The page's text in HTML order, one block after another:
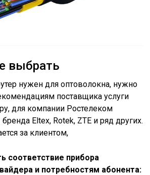
выбрать
нужен для оптоволокна, нужно
поставщика услуги
для компании Ростелеком
Eltex, Rotek, ZTE и ряд других.
за клиентом,
соответствие прибора
и потребностям абонента: